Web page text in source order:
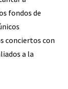
fondos de
conciertos con
a la